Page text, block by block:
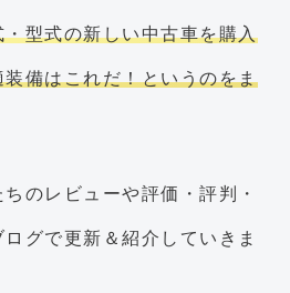
・型式の新しい中古車を購入
備はこれだ！というのをま
のレビューや評価・評判・
グで更新＆紹介していきま